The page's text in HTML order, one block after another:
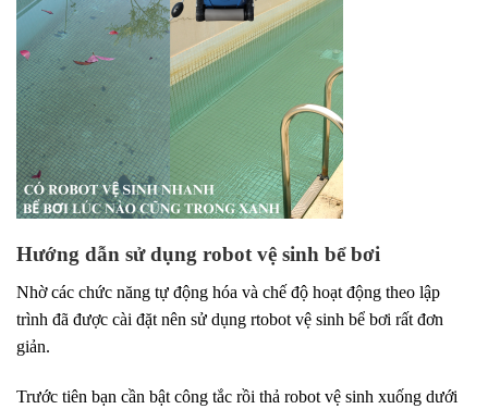
Hướng dẫn sử dụng robot vệ sinh bể bơi
Nhờ các chức năng tự động hóa và chế độ hoạt động theo lập
trình đã được cài đặt nên sử dụng rtobot vệ sinh bể bơi rất đơn
giản.
Trước tiên bạn cần bật công tắc rồi thả robot vệ sinh xuống dưới